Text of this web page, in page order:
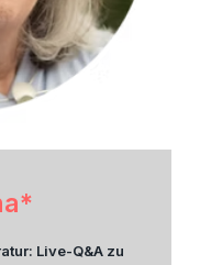
Live-Q&A zu